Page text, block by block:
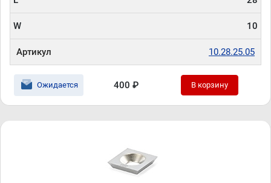
W 10
Артикул 10.28.25.05
Ожидается 400 ₽ В корзину